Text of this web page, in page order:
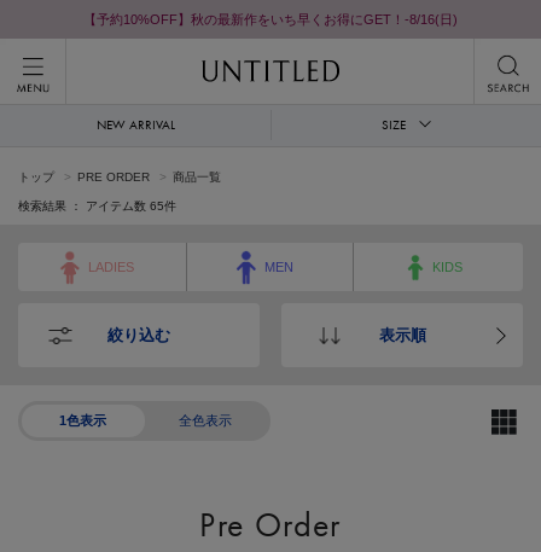
【予約10%OFF】秋の最新作をいち早くお得にGET！-8/16(日)
NEW ARRIVAL SIZE
トップ PRE ORDER 商品一覧
検索結果 ： アイテム数 65件
LADIES MEN KIDS
絞り込む 表示順
1色表示 全色表示
Pre Order